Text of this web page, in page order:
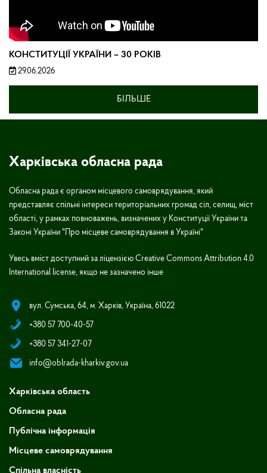
КОНСТИТУЦІЇ УКРАЇНИ – 30 РОКІВ
29.06.2026
БІЛЬШЕ
Харківська обласна рада
Обласна рада є органом місцевого самоврядування, який
представляє спільні інтереси територіальних громад сіл, селищ, міст
області, у рамках повноважень, визначених у Конституції України та
Законі України "Про місцеве самоврядування в Україні"
Увесь вміст доступний за ліцензією Creative Commons Attribution 4.0
International license, якщо не зазначено інше
вул. Сумська, 64, м. Харків, Україна, 61022
+380 57 700-40-57
+380 57 341-27-07
info@oblrada-kharkiv.gov.ua
Харківська область
Обласна рада
Публічна інформація
Місцеве самоврядування
Спільна власність